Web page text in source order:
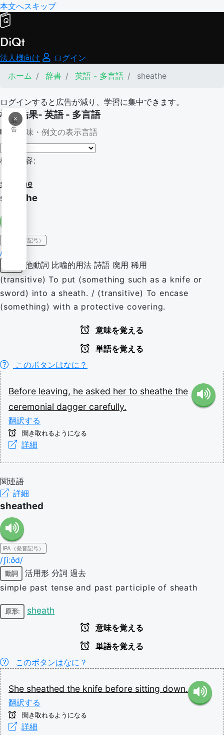
本文へスキップ
DiQt
法人様向け
ログイン
ホーム
辞書 英語 - 多言語 sheathe
ログインすると広告が減り、学習に集中できます。
×
広
告
検索結果- 英語 - 多言語
意味・例文の表示言語
検索内容:
sheathe
sheathe
IPA（発音記号）
/ʃiːð/
他動詞 比喩的用法 詩語 廃用 稀用
(transitive) To put (something such as a knife or
sword) into a sheath. / (transitive) To encase
(something) with a protective covering.
意味を覚える
単語を覚える
このボタンはなに？
Before leaving, he asked her to sheathe the
ceremonial dagger carefully.
翻訳する
聞き取れるようになる
詳細
関連語
詳細
sheathed
IPA（発音記号）
/ʃiːðd/
動詞 活用形 分詞 過去
simple past tense and past participle of sheath
原形: sheath
意味を覚える
単語を覚える
このボタンはなに？
She sheathed the knife before sitting down.
翻訳する
聞き取れるようになる
詳細